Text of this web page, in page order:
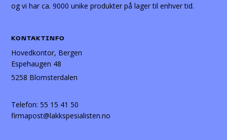
og vi har ca. 9000 unike produkter på lager til enhver tid.
KONTAKTINFO
Hovedkontor, Bergen
Espehaugen 48
5258 Blomsterdalen
Telefon:55 15 41 50
firmapost@lakkspesialisten.no